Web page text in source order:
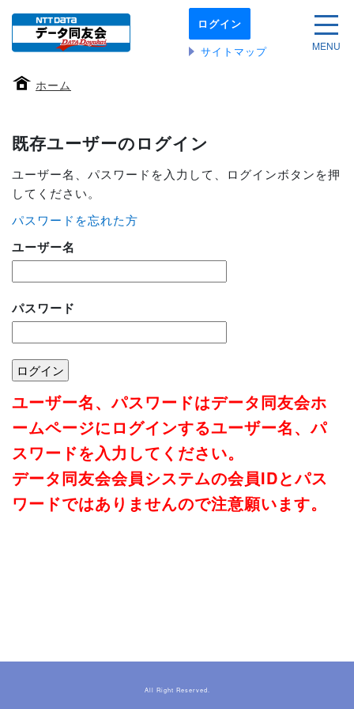
本
文
へ
動
ログイン
サイトマップ
サイ
MENU
ホーム
既存ユーザーのログイン
ユーザー名、パスワードを入力して、ログインボタンを押
してください。
パスワードを忘れた方
ユーザー名
パスワード
ユーザー名、パスワードはデータ同友会ホ
ームページにログインするユーザー名、パ
スワードを入力してください。
データ同友会会員システムの会員IDとパス
ワードではありませんので注意願います。
All Right Reserved.